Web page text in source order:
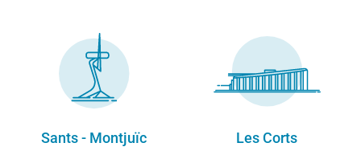
Sants - Montjuïc Les Corts